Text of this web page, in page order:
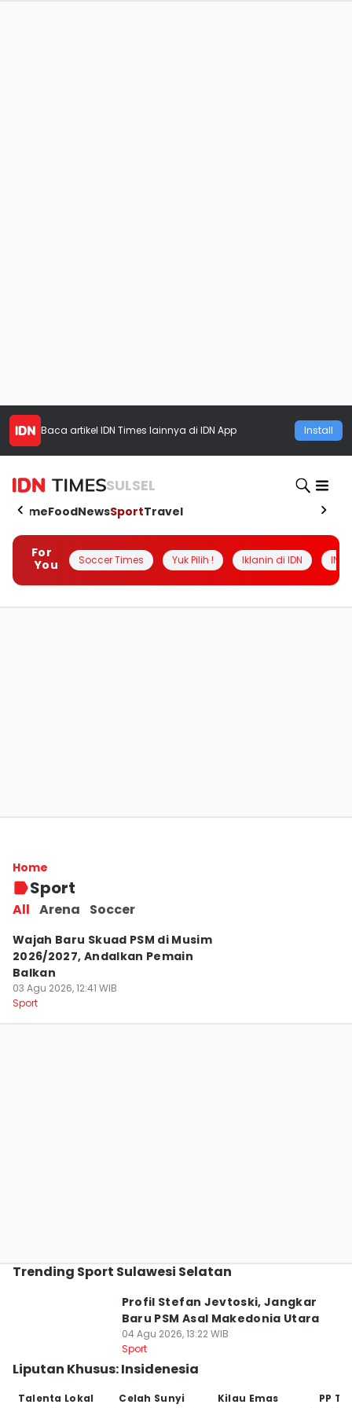
Baca artikel IDN Times lainnya di IDN App Install
SULSEL
HomeFoodNewsSportTravel
For
You
Soccer Times Yuk Pilih ! Iklanin di IDN
Home
Sport
All Arena Soccer
Asal Makedonia Utara
Sport
Wajah Baru Skuad PSM di Musim
2026/2027, Andalkan Pemain
Balkan
03 Agu 2026, 12:41 WIB
Sport
Trending Sport Sulawesi Selatan
Profil Stefan Jevtoski, Jangkar
Baru PSM Asal Makedonia Utara
04 Agu 2026, 13:22 WIB
Sport
Liputan Khusus: Insidenesia
Talenta Lokal
Celah Sunyi
Kilau Emas
PP